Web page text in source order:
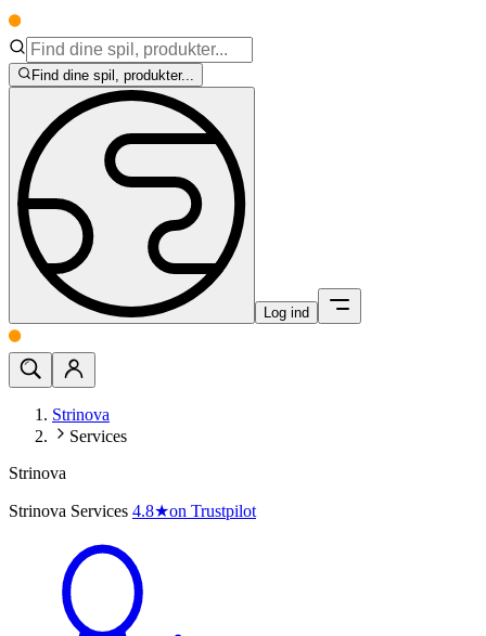
Find dine spil, produkter...
Log ind
Strinova
Services
Strinova
Strinova Services 4.8★on Trustpilot